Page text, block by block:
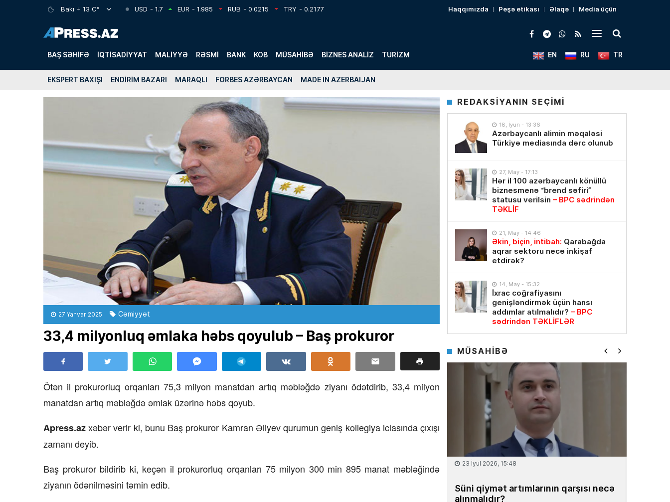
Bakı + 13 C° USD - 1.7 EUR - 1.985 RUB - 0.0215 TRY - 0.2177 Haqqımızda Peşə etikası Əlaqə Media üçün
BAŞ SƏHIFƏ İQTISADIYYAT MALIYYƏ RƏSMI BANK KOB MÜSAHIBƏ BIZNES ANALIZ TURIZM TR
RU
EN
EKSPERT BAXIŞI ENDIRIM BAZARI MARAQLI FORBES AZƏRBAYCAN MADE IN AZERBAIJAN
27 Yanvar 2025 Cəmiyyət
33,4 milyonluq əmlaka həbs qoyulub – Baş prokuror
Ötən il prokurorluq orqanları 75,3 milyon manatdan artıq məbləğdə ziyanı ödətdirib, 33,4 milyon
manatdan artıq məbləğdə əmlak üzərinə həbs qoyub.
Apress.azxəbər verir ki, bunu Baş prokuror Kamran Əliyev qurumun geniş kollegiya iclasında çıxışı
zamanı deyib.
Baş prokuror bildirib ki, keçən il prokurorluq orqanları 75 milyon 300 min 895 manat məbləğində
ziyanın ödənilməsini təmin edib.
REDAKSİYANIN SEÇİMİ
18, İyun - 13:36
Azərbaycanlı alimin məqaləsi
Türkiyə mediasında dərc olunub
27, May - 17:13
Hər il 100 azərbaycanlı könüllü
biznesmenə “brend səfiri”
statusu verilsin – BPC sədrindən
TƏKLİF
21, May - 14:46
Əkin, biçin, intibah: Qarabağda
aqrar sektoru necə inkişaf
etdirək?
14, May - 15:32
İxrac coğrafiyasını
genişləndirmək üçün hansı
addımlar atılmalıdır? – BPC
sədrindən TƏKLİFLƏR
MÜSAHİBƏ
Süni qiymət artımlarının qarşısı necə
Müəssisələrin qiymətləndirilməsi